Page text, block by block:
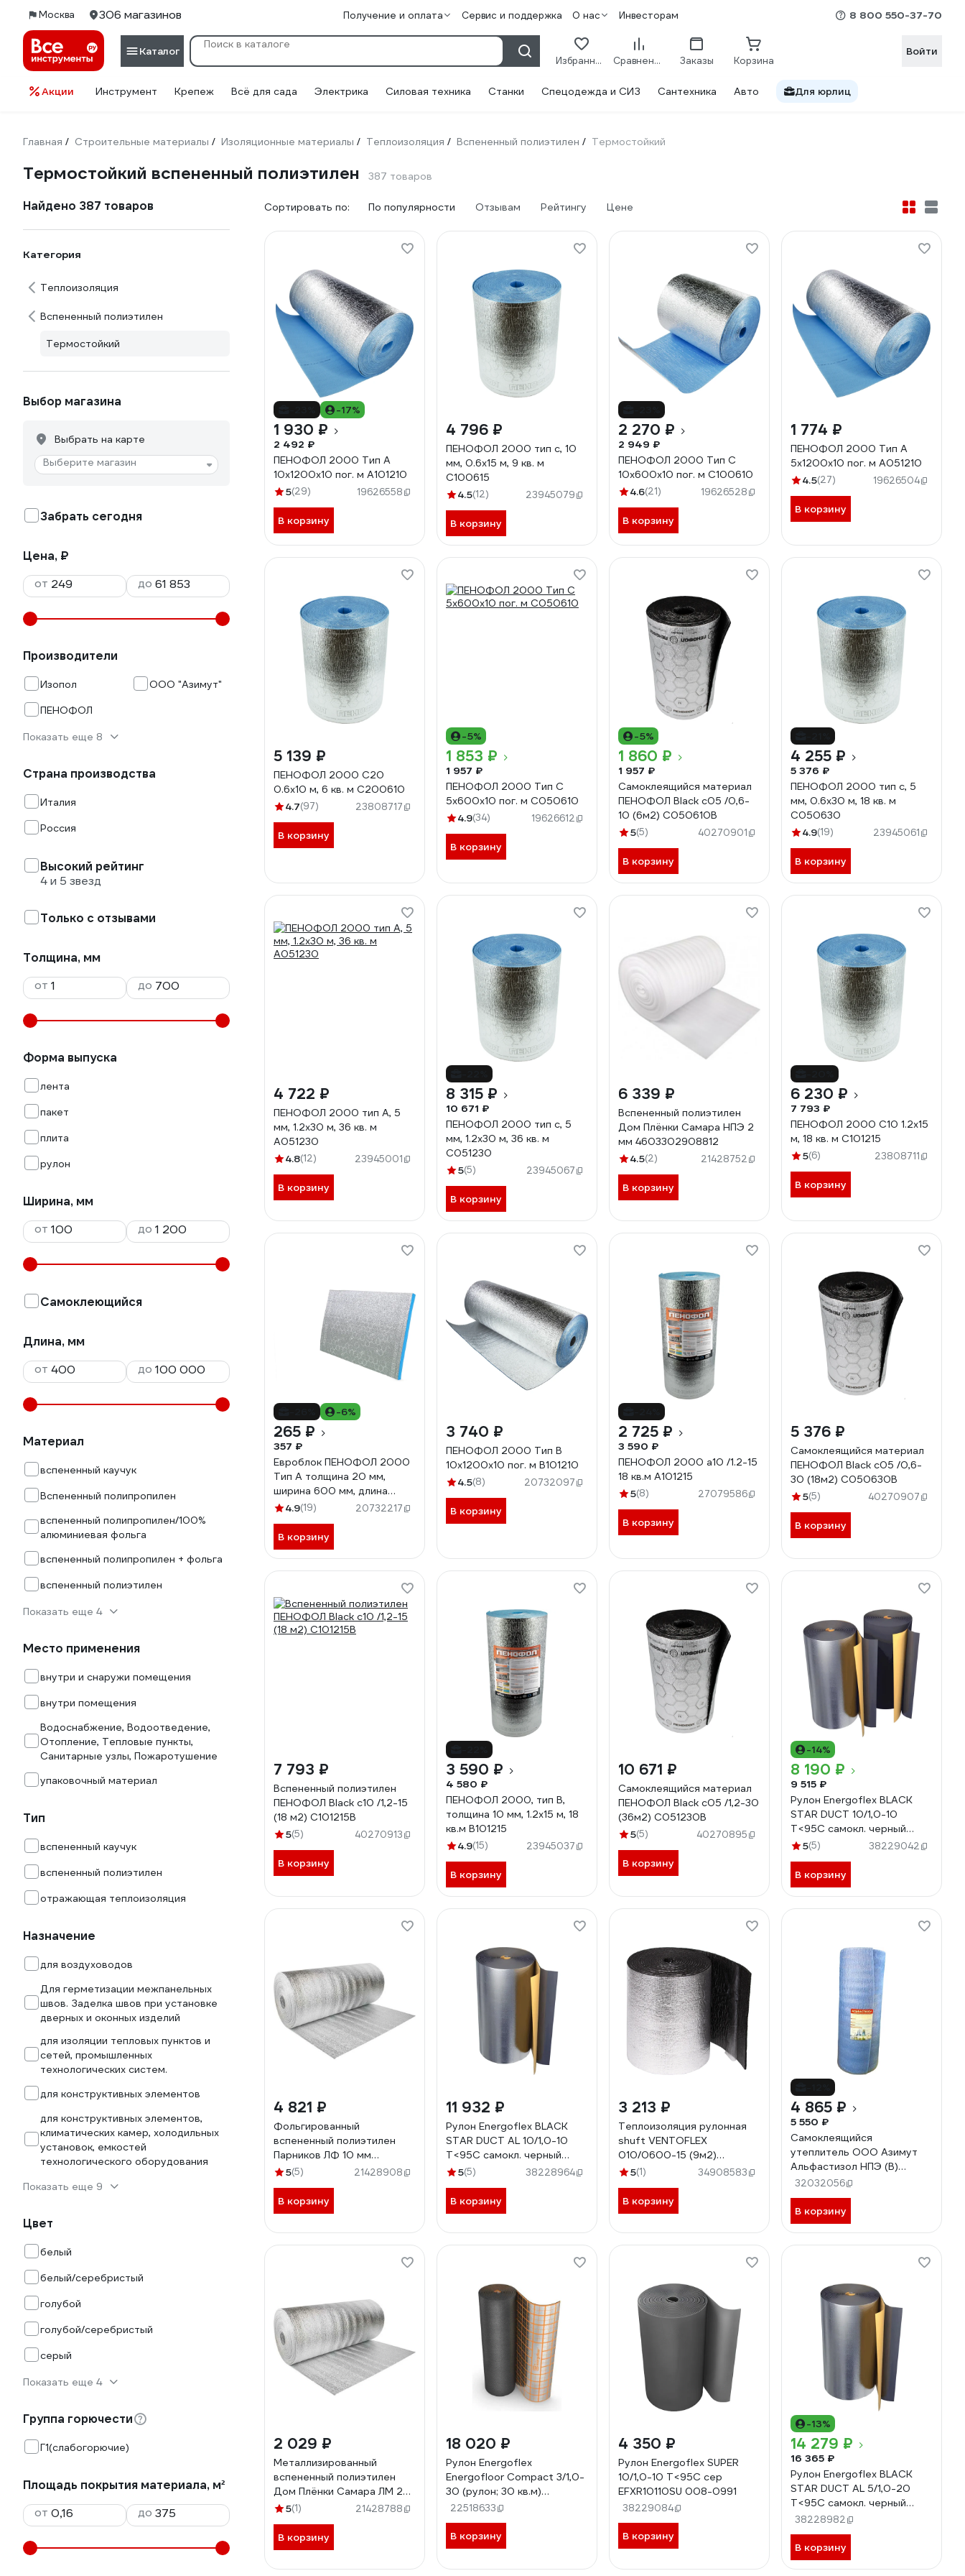
Москва 306 магазинов Получение и оплата Сервис и поддержка О нас Инвесторам 8 800 550-37-70
Каталог
Избранное Сравнение Заказы Корзина
Войти
Акции Инструмент Крепеж Всё для сада Электрика Силовая техника Станки Спецодежда и СИЗ Сантехника Авто Для юрлиц
Главная / Строительные материалы / Изоляционные материалы / Теплоизоляция / Вспененный полиэтилен / Термостойкий
Термостойкий вспененный полиэтилен 387 товаров
Найдено 387 товаров
Категория
Теплоизоляция
Вспененный полиэтилен
Термостойкий
Выбор магазина
Выбрать на карте
Выберите магазин
Забрать сегодня
Цена, ₽
от
до
Производители
Изопол
ООО "Азимут"
ПЕНОФОЛ
Показать еще 8
Страна производства
Италия
Россия
Высокий рейтинг
4 и 5 звезд
Только с отзывами
Толщина, мм
от
до
Форма выпуска
лента
пакет
плита
рулон
Ширина, мм
от
до
Самоклеющийся
Длина, мм
от
до
Материал
вспененный каучук
Вспененный полипропилен
вспененный полипропилен/100%
алюминиевая фольга
вспененный полипропилен + фольга
вспененный полиэтилен
Показать еще 4
Место применения
внутри и снаружи помещения
внутри помещения
Водоснабжение, Водоотведение,
Отопление, Тепловые пункты,
Санитарные узлы, Пожаротушение
упаковочный материал
Тип
вспененный каучук
вспененный полиэтилен
отражающая теплоизоляция
Назначение
для воздуховодов
Для герметизации межпанельных
швов. Заделка швов при установке
дверных и оконных изделий
для изоляции тепловых пунктов и
сетей, промышленных
технологических систем.
для конструктивных элементов
для конструктивных элементов,
климатических камер, холодильных
установок, емкостей
технологического оборудования
Показать еще 9
Цвет
белый
белый/серебристый
голубой
голубой/серебристый
серый
Показать еще 4
Группа горючести
Г1(слабогорючие)
Площадь покрытия материала, м²
от
до
Сортировать по: По популярности Отзывам Рейтингу Цене
-17%
1 930 ₽
2 492 ₽
ПЕНОФОЛ 2000 Тип А
10x1200x10 пог. м А101210
5(29) 19626558
В корзину
4 796 ₽
ПЕНОФОЛ 2000 тип с, 10
мм, 0.6х15 м, 9 кв. м
С100615
4.5(12) 23945079
В корзину
2 270 ₽
2 949 ₽
ПЕНОФОЛ 2000 Тип С
10x600x10 пог. м С100610
4.6(21) 19626528
В корзину
1 774 ₽
ПЕНОФОЛ 2000 Тип А
5x1200x10 пог. м А051210
4.5(27) 19626504
В корзину
5 139 ₽
ПЕНОФОЛ 2000 С20
0.6х10 м, 6 кв. м С200610
4.7(97) 23808717
В корзину
-5%
1 853 ₽
1 957 ₽
ПЕНОФОЛ 2000 Тип С
5x600x10 пог. м С050610
4.9(34) 19626612
В корзину
-5%
1 860 ₽
1 957 ₽
Самоклеящийся материал
ПЕНОФОЛ Black с05 /0,6-
10 (6м2) С050610В
5(5) 40270901
В корзину
4 255 ₽
5 376 ₽
ПЕНОФОЛ 2000 тип с, 5
мм, 0.6х30 м, 18 кв. м
С050630
4.9(19) 23945061
В корзину
4 722 ₽
ПЕНОФОЛ 2000 тип А, 5
мм, 1.2х30 м, 36 кв. м
А051230
4.8(12) 23945001
В корзину
8 315 ₽
10 671 ₽
ПЕНОФОЛ 2000 тип с, 5
мм, 1.2х30 м, 36 кв. м
С051230
5(5) 23945067
В корзину
6 339 ₽
Вспененный полиэтилен
Дом Плёнки Самара НПЭ 2
мм 4603302908812
4.5(2) 21428752
В корзину
6 230 ₽
7 793 ₽
ПЕНОФОЛ 2000 С10 1.2х15
м, 18 кв. м С101215
5(6) 23808711
В корзину
-6%
265 ₽
357 ₽
Евроблок ПЕНОФОЛ 2000
Тип А толщина 20 мм,
ширина 600 мм, длина
1000 мм А200610Е
4.9(19) 20732217
В корзину
3 740 ₽
ПЕНОФОЛ 2000 Тип В
10x1200x10 пог. м В101210
4.5(8) 20732097
В корзину
2 725 ₽
3 590 ₽
ПЕНОФОЛ 2000 а10 /1.2-15
18 кв.м А101215
5(8) 27079586
В корзину
5 376 ₽
Самоклеящийся материал
ПЕНОФОЛ Black с05 /0,6-
30 (18м2) С050630В
5(5) 40270907
В корзину
7 793 ₽
Вспененный полиэтилен
ПЕНОФОЛ Black с10 /1,2-15
(18 м2) С101215В
5(5) 40270913
В корзину
3 590 ₽
4 580 ₽
ПЕНОФОЛ 2000, тип В,
толщина 10 мм, 1.2х15 м, 18
кв.м В101215
4.9(15) 23945037
В корзину
10 671 ₽
Самоклеящийся материал
ПЕНОФОЛ Black с05 /1,2-30
(36м2) С051230В
5(5) 40270895
В корзину
-14%
8 190 ₽
9 515 ₽
Рулон Energoflex BLACK
STAR DUCT 10/1,0-10
Т<95С самокл. черный
EFXR10110BSDUC 008-
5(5) 38229042
В корзину
4 821 ₽
Фольгированный
вспененный полиэтилен
Парников ЛФ 10 мм
4603302908980
5(5) 21428908
В корзину
11 932 ₽
Рулон Energoflex BLACK
STAR DUCT AL 10/1,0-10
Т<95С самокл. черный
EFXR10110BSDUCAL 008-
5(5) 38228964
В корзину
3 213 ₽
Теплоизоляция рулонная
shuft VENTOFLEX
010/0600-15 (9м2)
НС-1618024
5(1) 34908583
В корзину
4 865 ₽
5 550 ₽
Самоклеящийся
утеплитель ООО Азимут
Альфастизол НПЭ (В)
самоклеящийся, 5 мм, 1,2 м,
синий 00000000131
32032056
В корзину
2 029 ₽
Металлизированный
вспененный полиэтилен
Дом Плёнки Самара ЛМ 2
мм 4603302908874
5(1) 21428788
В корзину
18 020 ₽
Рулон Energoflex
Energofloor Compact 3/1,0-
30 (рулон; 30 кв.м)
EFRR03130COM
22518633
В корзину
4 350 ₽
Рулон Energoflex SUPER
10/1,0-10 Т<95С сер
EFXR10110SU 008-0991
38229084
В корзину
-13%
14 279 ₽
16 365 ₽
Рулон Energoflex BLACK
STAR DUCT AL 5/1,0-20
Т<95С самокл. черный
EFXR05120BSDUCAL 008-
0990
38228982
В корзину